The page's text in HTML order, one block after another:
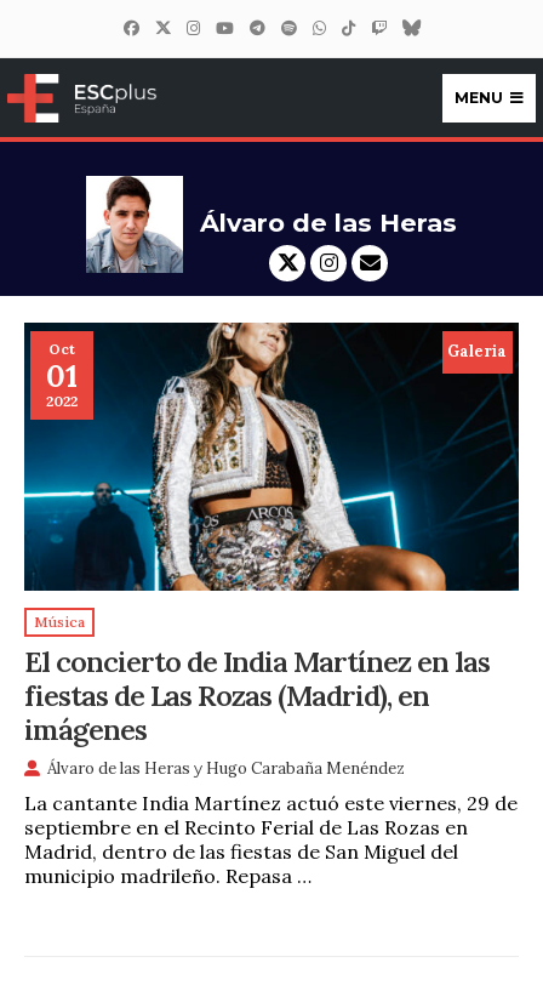
ESCplus España
MENU
Álvaro de las Heras
Oct
01
2022
Galeria
Música
El concierto de India Martínez en las
fiestas de Las Rozas (Madrid), en
imágenes
Álvaro de las Heras y Hugo Carabaña Menéndez
La cantante India Martínez actuó este viernes, 29 de
septiembre en el Recinto Ferial de Las Rozas en
Madrid, dentro de las fiestas de San Miguel del
municipio madrileño. Repasa …